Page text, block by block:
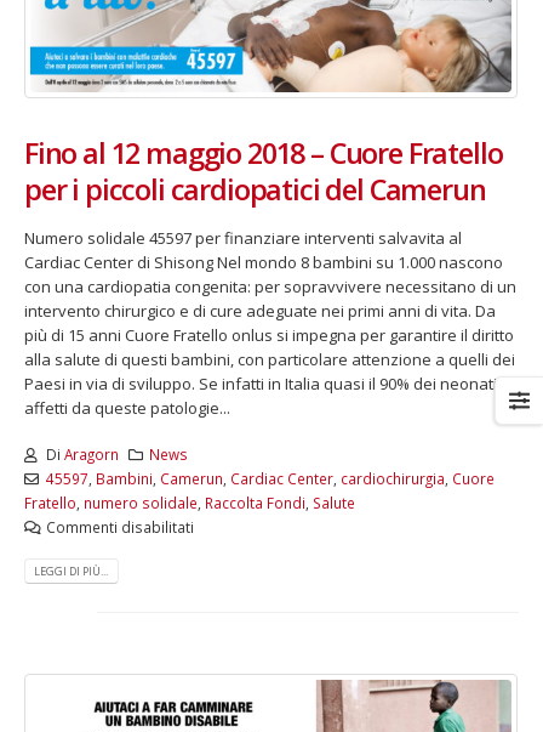
Fino al 12 maggio 2018 – Cuore Fratello
per i piccoli cardiopatici del Camerun
Numero solidale 45597 per finanziare interventi salvavita al
Cardiac Center di Shisong Nel mondo 8 bambini su 1.000 nascono
con una cardiopatia congenita: per sopravvivere necessitano di un
intervento chirurgico e di cure adeguate nei primi anni di vita. Da
più di 15 anni Cuore Fratello onlus si impegna per garantire il diritto
alla salute di questi bambini, con particolare attenzione a quelli dei
Paesi in via di sviluppo. Se infatti in Italia quasi il 90% dei neonati
affetti da queste patologie...
Di Aragorn
News
45597 Bambini Camerun Cardiac Center, cardiochirurgia Cuore
Fratello numero solidale Raccolta Fondi Salute
Commenti disabilitati
LEGGI DI PIÙ...
Fino al 29 marzo 2026 – Anziani
malati e fragili, VIDAS lancia
una campagna per rafforzare
l’assistenza domiciliare
2026
13 dicembre 2024 – In
carnet per le Prove Aperte
della Filarmonica della
Dicembre 14, 2024
5 ottobre 2026 – “Jannacci…
dintorni” per festeggiare i
anni di Fondazione TOG
Giugno 15, 2026
18 e 19 dicembre 2026 –
gospel benefico per
Opera Cardinal Ferrari
Giugno 15, 2026